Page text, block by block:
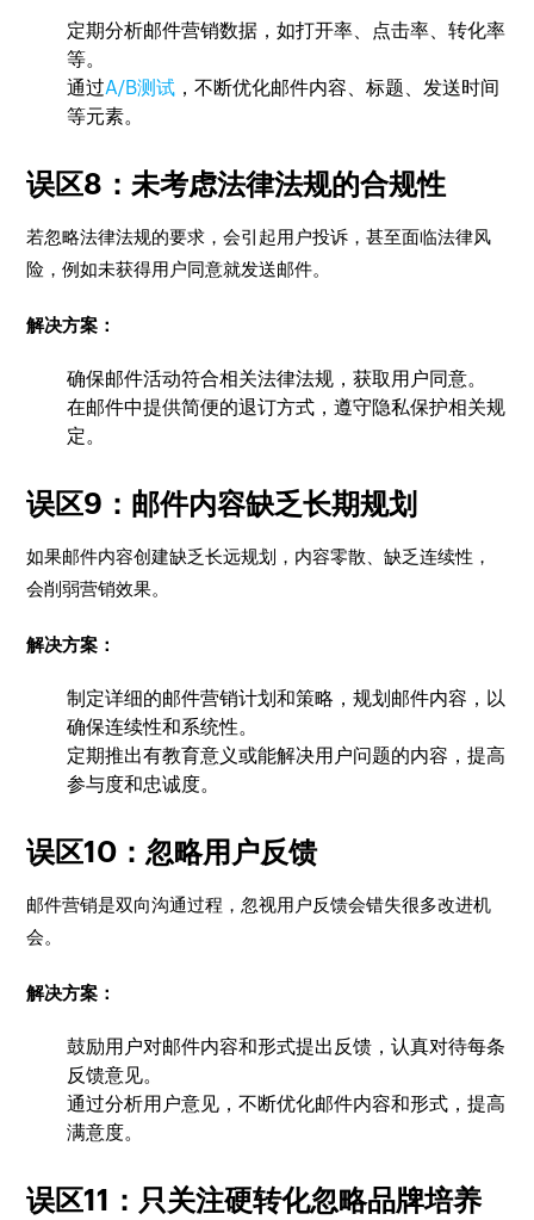
定期分析邮件营销数据，如打开率、点击率、转化率
等。
通过A/B测试 ，不断优化邮件内容、标题、发送时间
等元素。
误区8：未考虑法律法规的合规性
若忽略法律法规的要求，会引起用户投诉，甚至面临法律风
险，例如未获得用户同意就发送邮件。
解决方案：
确保邮件活动符合相关法律法规，获取用户同意。
在邮件中提供简便的退订方式，遵守隐私保护相关规
定。
误区9：邮件内容缺乏长期规划
如果邮件内容创建缺乏长远规划，内容零散、缺乏连续性，
会削弱营销效果。
解决方案：
制定详细的邮件营销计划和策略，规划邮件内容，以
确保连续性和系统性。
定期推出有教育意义或能解决用户问题的内容，提高
参与度和忠诚度。
误区10：忽略用户反馈
邮件营销是双向沟通过程，忽视用户反馈会错失很多改进机
会。
解决方案：
鼓励用户对邮件内容和形式提出反馈，认真对待每条
反馈意见。
通过分析用户意见，不断优化邮件内容和形式，提高
满意度。
误区11：只关注硬转化忽略品牌培养